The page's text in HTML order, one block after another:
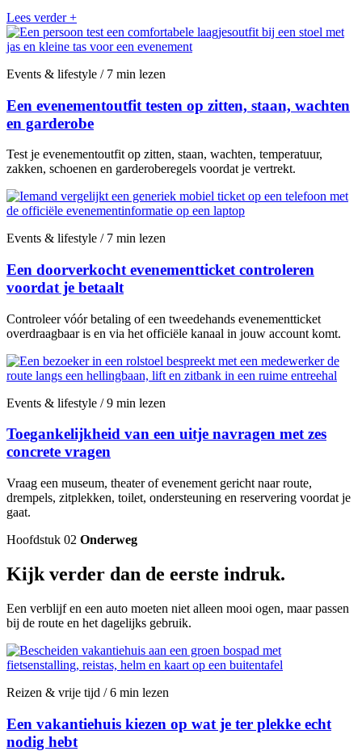
Lees verder+
Events & lifestyle / 7 min lezen
Een evenementoutfit testen op zitten, staan, wachten
en garderobe
Test je evenementoutfit op zitten, staan, wachten, temperatuur,
zakken, schoenen en garderoberegels voordat je vertrekt.
Events & lifestyle / 7 min lezen
Een doorverkocht evenementticket controleren
voordat je betaalt
Controleer vóór betaling of een tweedehands evenementticket
overdraagbaar is en via het officiële kanaal in jouw account komt.
Events & lifestyle / 9 min lezen
Toegankelijkheid van een uitje navragen met zes
concrete vragen
Vraag een museum, theater of evenement gericht naar route,
drempels, zitplekken, toilet, ondersteuning en reservering voordat je
gaat.
Hoofdstuk 02 Onderweg
Kijk verder dan de eerste indruk.
Een verblijf en een auto moeten niet alleen mooi ogen, maar passen
bij de route en het dagelijks gebruik.
Reizen & vrije tijd / 6 min lezen
Een vakantiehuis kiezen op wat je ter plekke echt
nodig hebt